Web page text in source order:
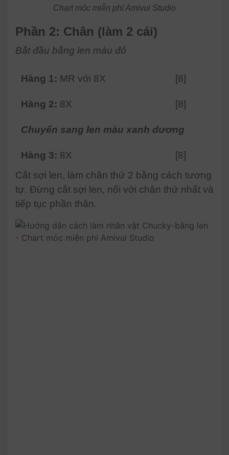
Chart móc miễn phí Amivui Studio
Phần 2: Chân (làm 2 cái)
Bắt đầu bằng len màu đỏ
Hàng 1: MR với 8X [8]
Hàng 2: 8X [8]
Chuyển sang len màu xanh dương
Hàng 3: 8X
[8]
Cắt sợi len, làm chân thứ 2 bằng cách tương
tự. Đừng cắt sợi len, nối với chân thứ nhất và
tiếp tục phần thân.